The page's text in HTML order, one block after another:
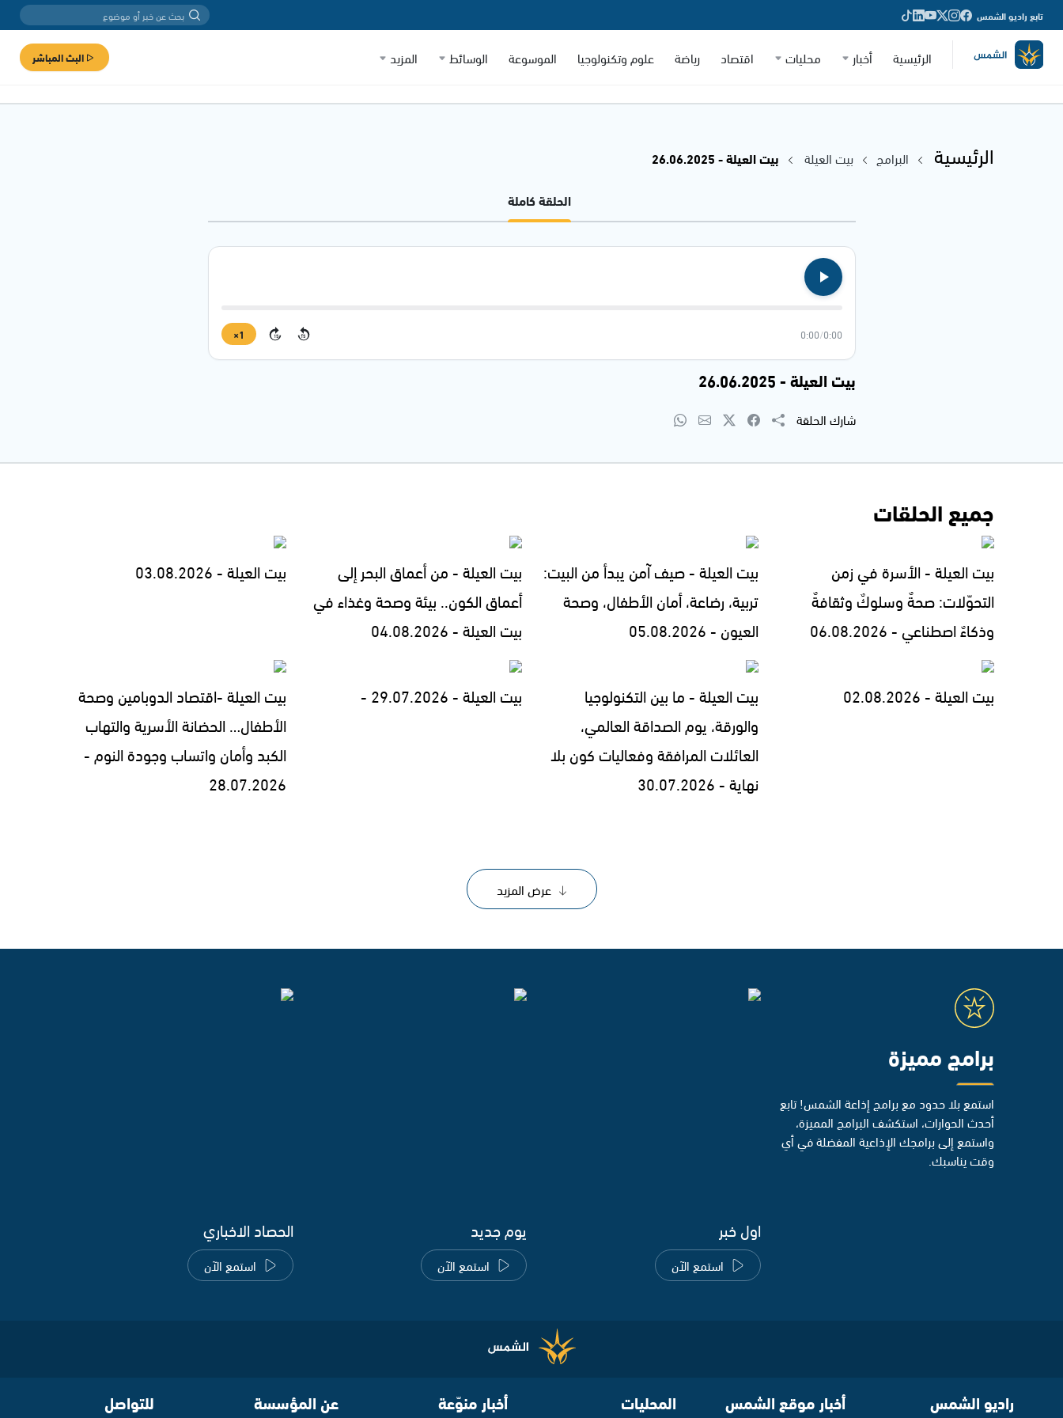
تابع راديو الشمس
الرئيسية أخبار محليات اقتصاد رياضة علوم وتكنولوجيا الموسوعة الوسائط المزيد البث المباشر
الرئيسية البرامج بيت العيلة
بيت العيلة - 26.06.2025
الحلقة كاملة
0:00
/
0:00
15
15
1×
بيت العيلة - 26.06.2025
شارك الحلقة
جميع الحلقات
بيت العيلة - الأسرة في زمن
التحوّلات: صحةٌ وسلوكٌ وثقافةٌ
وذكاءٌ اصطناعي - 06.08.2026
بيت العيلة - صيف آمن يبدأ من البيت:
تربية، رضاعة، أمان الأطفال، وصحة
العيون - 05.08.2026
بيت العيلة - من أعماق البحر إلى
أعماق الكون.. بيئة وصحة وغذاء في
بيت العيلة - 04.08.2026
بيت العيلة - 03.08.2026
بيت العيلة - 02.08.2026
بيت العيلة - ما بين التكنولوجيا
والورقة، يوم الصداقة العالمي،
العائلات المرافقة وفعاليات كون بلا
نهاية - 30.07.2026
بيت العيلة - 29.07.2026 -
بيت العيلة -اقتصاد الدوبامين وصحة
الأطفال… الحضانة الأسرية والتهاب
الكبد وأمان واتساب وجودة النوم -
28.07.2026
عرض المزيد
برامج مميزة
استمع بلا حدود مع برامج إذاعة الشمس! تابع
أحدث الحوارات، استكشف البرامج المميزة،
واستمع إلى برامجك الإذاعية المفضلة في أي
وقت يناسبك.
اول خبر
استمع الآن
يوم جديد
استمع الآن
الحصاد الاخباري
استمع الآن
راديو الشمس أخبار موقع الشمس المحليات أخبار منوّعة عن المؤسسة للتواصل